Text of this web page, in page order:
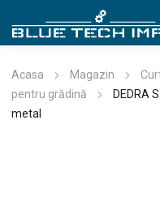
Acasa Magazin
pentru grădină
DEDRA
metal